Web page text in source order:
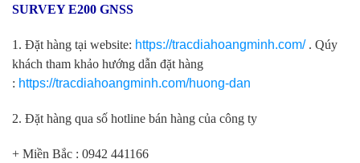
SURVEY E200 GNSS
1. Đặt hàng tại website: https://tracdiahoangminh.com/. Qúy
khách tham khảo hướng dẫn đặt hàng
: https://tracdiahoangminh.com/huong-dan
2. Đặt hàng qua số hotline bán hàng của công ty
+ Miền Bắc : 0942 441166